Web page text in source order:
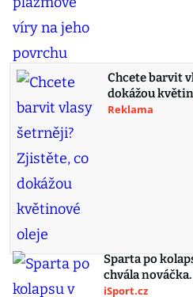
Chcete barvit
dokážou
Reklama
Sparta po
chvála
iSport.cz